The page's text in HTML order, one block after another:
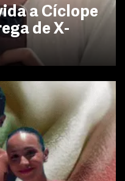
a Cíclope
de X-